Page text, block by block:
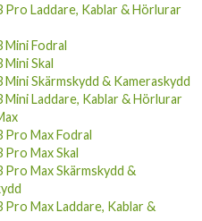
Pro Laddare, Kablar & Hörlurar
Mini Fodral
Skal
Mini Skärmskydd & Kameraskydd
Mini Laddare, Kablar & Hörlurar
Pro Max Fodral
Pro Max Skal
Pro Max Skärmskydd &
Pro Max Laddare, Kablar &